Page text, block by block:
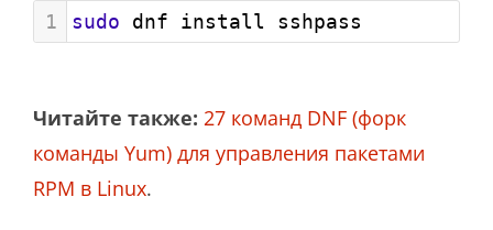
1 sudo dnf install sshpass
Читайте также: 27 команд DNF (форк
команды Yum) для управления пакетами
RPM в Linux.